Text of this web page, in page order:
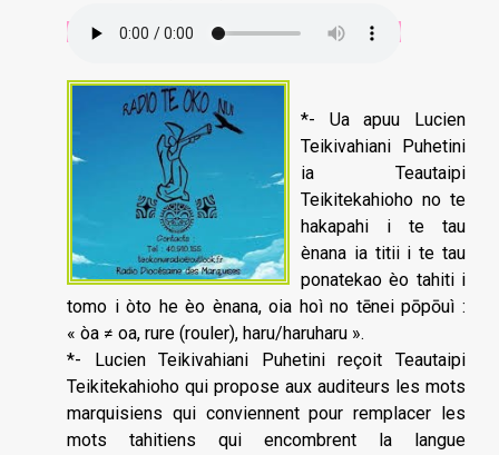
*- Ua apuu Lucien
Teikivahiani Puhetini
ia Teautaipi
Teikitekahioho no te
hakapahi i te tau
ènana ia titii i te tau
ponatekao èo tahiti i
tomo i òto he èo ènana, oia hoì no tēnei pōpōuì :
« òa ≠ oa, rure (rouler), haru/haruharu ».
*- Lucien Teikivahiani Puhetini reçoit Teautaipi
Teikitekahioho qui propose aux auditeurs les mots
marquisiens qui conviennent pour remplacer les
mots tahitiens qui encombrent la langue